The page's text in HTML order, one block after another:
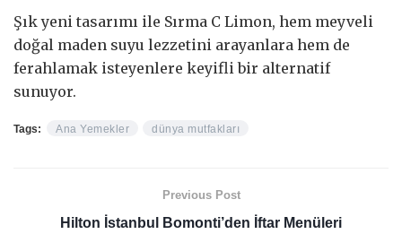
Şık yeni tasarımı ile Sırma C Limon, hem meyveli
doğal maden suyu lezzetini arayanlara hem de
ferahlamak isteyenlere keyifli bir alternatif
sunuyor.
Tags: Ana Yemekler dünya mutfakları
Previous Post
Hilton İstanbul Bomonti’den İftar Menüleri